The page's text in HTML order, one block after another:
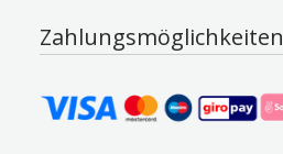
Zahlungsmöglichkeiten